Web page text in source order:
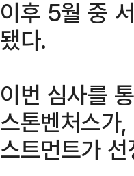
이후 5월 중
됐다.
이번 심사를
스톤벤처스가
스트먼트가